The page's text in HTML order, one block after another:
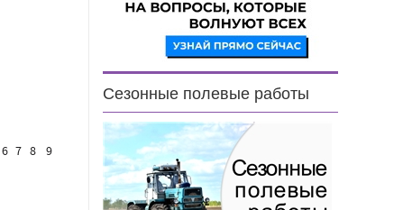
6 7 8 9
Сезонные полевые работы